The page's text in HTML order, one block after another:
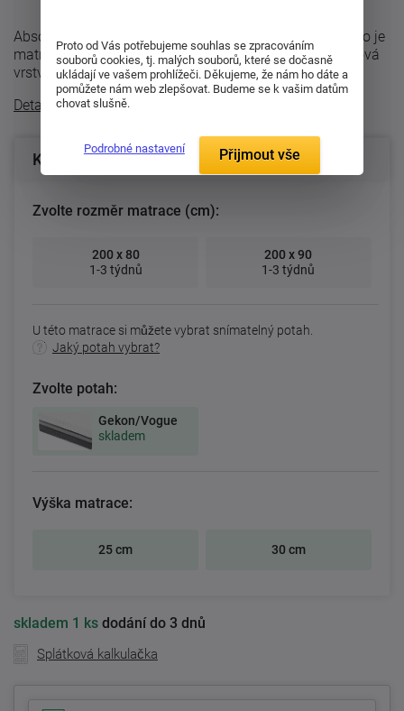
Absolutní odlehčení těla bez Visco pěna a bez pocení, to je
matrace Spirit Superior Cloud v setu 1+1. Skladba: Fialová
vrstva - S4420GT ...
Detailní popis
Konfigurace produktu
Zvolte rozměr matrace (cm):
200 x 80
1-3 týdnů
200 x 90
1-3 týdnů
U této matrace si můžete vybrat snímatelný potah.
Jaký potah vybrat?
Zvolte potah:
Gekon/Vogue
skladem
Výška matrace:
25 cm 30 cm
skladem 1 ks dodání do 3 dnů
Splátková kalkulačka
Proto od Vás potřebujeme souhlas se zpracováním
souborů cookies, tj. malých souborů, které se dočasně
ukládají ve vašem prohlížeči. Děkujeme, že nám ho dáte a
pomůžete nám web zlepšovat. Budeme se k vašim datům
chovat slušně.
Podrobné nastavení Přijmout vše